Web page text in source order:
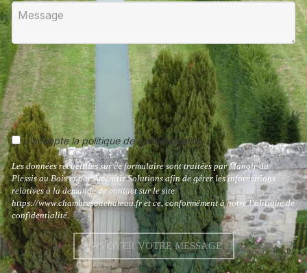
J'accepte la politique de confidentialité
Les données recueillies sur ce formulaire sont traitées par Manoir du
Plessis au Bois et par Amenitiz Solutions afin de gérer les informations
relatives à la demande de contact sur le site
https://www.chambresauchateau.fr et ce, conformément à notre Politique de
confidentialité.